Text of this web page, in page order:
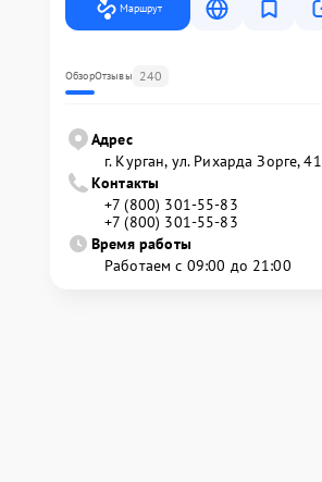
Маршрут
ОбзорОтзывы 240
Адрес
г. Курган, ул. Рихарда Зорге, 41
Контакты
+7 (800) 301-55-83
+7 (800) 301-55-83
Время работы
Работаем с 09:00 до 21:00